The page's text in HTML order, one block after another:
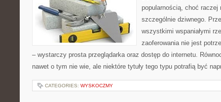
popularnością, choć
szczególnie dziwnego.
wszystkimi wspaniałymi
zaoferowania nie jest
– wystarczy prosta przeglądarka oraz dostęp do internetu.
nawet o tym nie wie, ale niektóre tytuły tego typu potrafią być
CATEGORIES: WYSKOCZMY